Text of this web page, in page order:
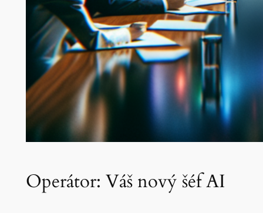
Operátor: Váš nový šéf AI